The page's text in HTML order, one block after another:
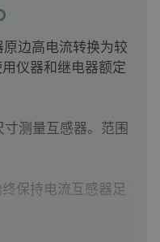
边高电流转换为较
仪器和继电器额定
测量互感器。范围
保持电流互感器足